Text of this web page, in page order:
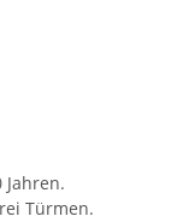
Türmen.